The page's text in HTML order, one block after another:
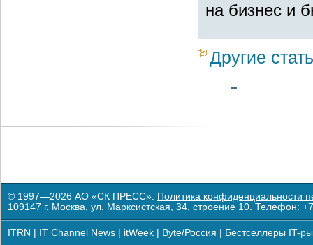
на бизнес и
Другие
© 1997—2026 АО «СК ПРЕСС». Политика конфиденциальности
109147 г. Москва, ул. Марксистская, 34, строение 10. Телефон:
ITRN IT Channel News itWeek Byte/Россия Бестселлеры IT-